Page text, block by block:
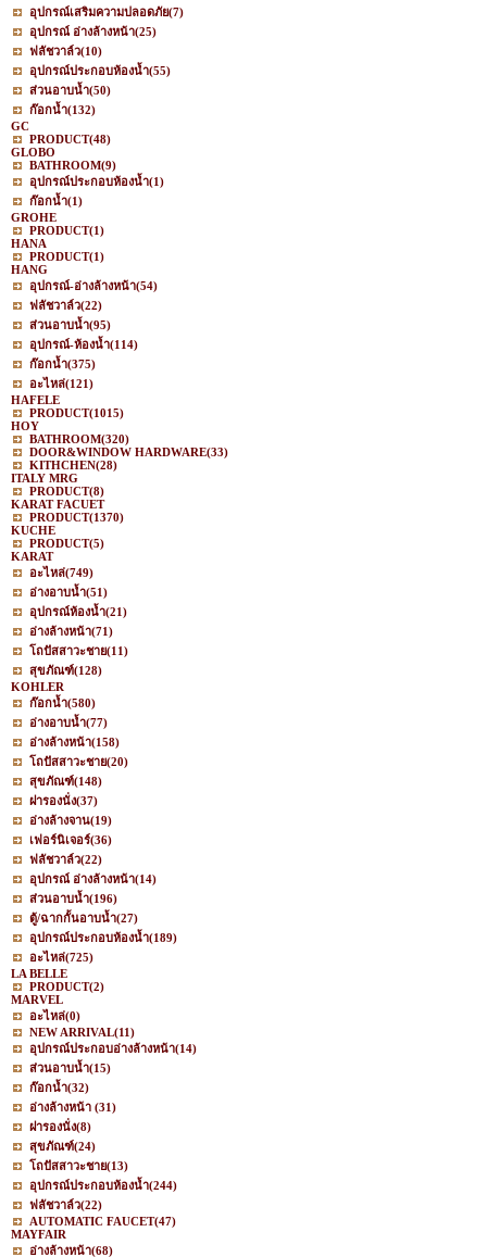
อุปกรณ์เสริมความปลอดภัย(7)
อุปกรณ์ อ่างล้างหน้า(25)
ฟลัชวาล์ว(10)
อุปกรณ์ประกอบห้องน้ำ(55)
ส่วนอาบน้ำ(50)
ก๊อกน้ำ(132)
GC
PRODUCT(48)
GLOBO
BATHROOM(9)
อุปกรณ์ประกอบห้องน้ำ(1)
ก๊อกน้ำ(1)
GROHE
PRODUCT(1)
HANA
PRODUCT(1)
HANG
อุปกรณ์-อ่างล้างหน้า(54)
ฟลัชวาล์ว(22)
ส่วนอาบน้ำ(95)
อุปกรณ์-ห้องน้ำ(114)
ก๊อกน้ำ(375)
อะไหล่(121)
HAFELE
PRODUCT(1015)
HOY
BATHROOM(320)
DOOR&WINDOW HARDWARE(33)
KITHCHEN(28)
ITALY MRG
PRODUCT(8)
KARAT FACUET
PRODUCT(1370)
KUCHE
PRODUCT(5)
KARAT
อะไหล่(749)
อ่างอาบน้ำ(51)
อุปกรณ์ห้องน้ำ(21)
อ่างล้างหน้า(71)
โถปัสสาวะชาย(11)
สุขภัณฑ์(128)
KOHLER
ก๊อกน้ำ(580)
อ่างอาบน้ำ(77)
อ่างล้างหน้า(158)
โถปัสสาวะชาย(20)
สุขภัณฑ์(148)
ฝารองนั่ง(37)
อ่างล้างจาน(19)
เฟอร์นิเจอร์(36)
ฟลัชวาล์ว(22)
อุปกรณ์ อ่างล้างหน้า(14)
ส่วนอาบน้ำ(196)
ตู้/ฉากกั้นอาบน้ำ(27)
อุปกรณ์ประกอบห้องน้ำ(189)
อะไหล่(725)
LA BELLE
PRODUCT(2)
MARVEL
อะไหล่(0)
NEW ARRIVAL(11)
อุปกรณ์ประกอบอ่างล้างหน้า(14)
ส่วนอาบน้ำ(15)
ก๊อกน้ำ(32)
อ่างล้างหน้า (31)
ฝารองนั่ง(8)
สุขภัณฑ์(24)
โถปัสสาวะชาย(13)
อุปกรณ์ประกอบห้องน้ำ(244)
ฟลัชวาล์ว(22)
AUTOMATIC FAUCET(47)
MAYFAIR
อ่างล้างหน้า(68)